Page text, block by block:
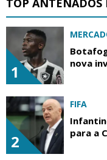
TOP ANTENADOS
1
nova
2
FIFA
para a